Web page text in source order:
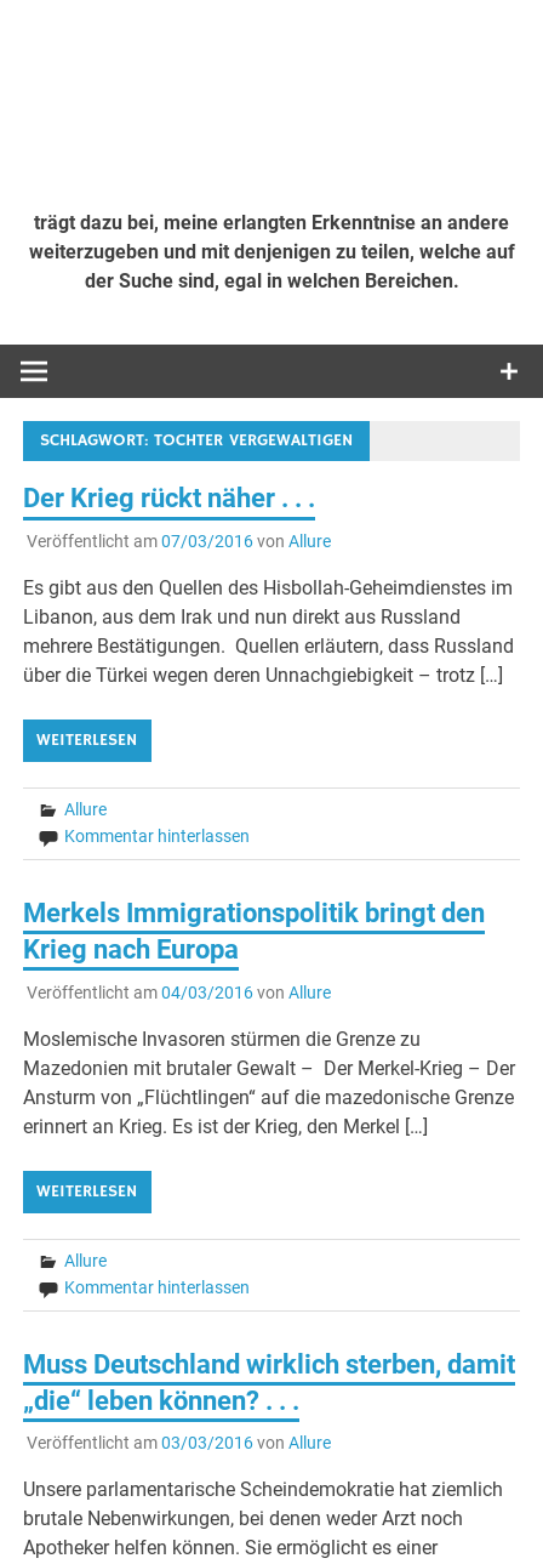
trägt dazu bei, meine erlangten Erkenntnise an andere
weiterzugeben und mit denjenigen zu teilen, welche auf
der Suche sind, egal in welchen Bereichen.
SCHLAGWORT:TOCHTER VERGEWALTIGEN
Der Krieg rückt näher . . .
Veröffentlicht am07/03/2016von Allure
Es gibt aus den Quellen des Hisbollah-Geheimdienstes im
Libanon, aus dem Irak und nun direkt aus Russland
mehrere Bestätigungen. Quellen erläutern, dass Russland
über die Türkei wegen deren Unnachgiebigkeit – trotz […]
WEITERLESEN
Allure
Kommentar hinterlassen
Merkels Immigrationspolitik bringt den
Krieg nach Europa
Veröffentlicht am04/03/2016von Allure
Moslemische Invasoren stürmen die Grenze zu
Mazedonien mit brutaler Gewalt – Der Merkel-Krieg – Der
Ansturm von „Flüchtlingen“ auf die mazedonische Grenze
erinnert an Krieg. Es ist der Krieg, den Merkel […]
WEITERLESEN
Allure
Kommentar hinterlassen
Muss Deutschland wirklich sterben, damit
„die“ leben können? . . .
Veröffentlicht am03/03/2016von Allure
Unsere parlamentarische Scheindemokratie hat ziemlich
brutale Nebenwirkungen, bei denen weder Arzt noch
Apotheker helfen können. Sie ermöglicht es einer